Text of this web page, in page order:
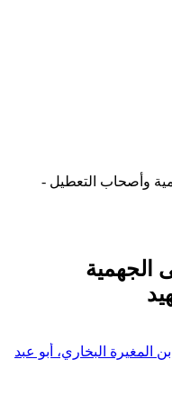
وأصحاب التعطيل -
الجهمية
المغيرة البخاري، أبو عبد